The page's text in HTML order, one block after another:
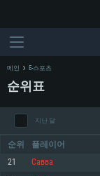
메인 E-스포츠
순위표
지난 달
순위 플레이어
21 Савва